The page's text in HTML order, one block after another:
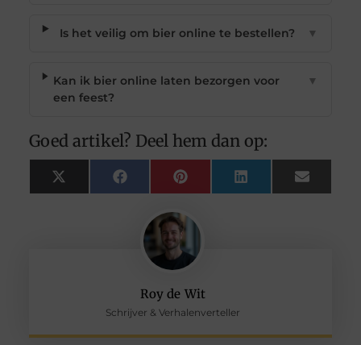
Roy de Wit
Schrijver & Verhalenverteller
Is het veilig om bier online te bestellen? ▼
Kan ik bier online laten bezorgen voor
een feest?
▼
Goed artikel? Deel hem dan op:
X
(Twitter)
FacebookPinterest LinkedIn Email